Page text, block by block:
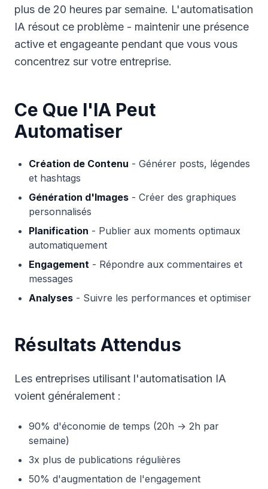
plus de 20 heures par semaine. L'automatisation
IA résout ce problème - maintenir une présence
active et engageante pendant que vous vous
concentrez sur votre entreprise.
Ce Que l'IA Peut
Automatiser
Création de Contenu - Générer posts, légendes
et hashtags
Génération d'Images - Créer des graphiques
personnalisés
Planification - Publier aux moments optimaux
automatiquement
Engagement - Répondre aux commentaires et
messages
Analyses - Suivre les performances et optimiser
Résultats Attendus
Les entreprises utilisant l'automatisation IA
voient généralement :
90% d'économie de temps (20h → 2h par
semaine)
3x plus de publications régulières
50% d'augmentation de l'engagement